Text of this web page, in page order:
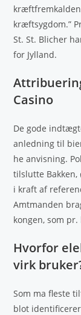
kræftsygdom.”
St. St. Blicher
for Jylland.
Casino
De gode
anledning til
he anvisning.
tilslutte Bakken,
i kraft af
Amtmanden
kongen, som
Hvorfor
virk
Som ma fleste
blot